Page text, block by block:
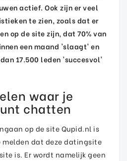
actief. Ook zijn er veel
te zien, zoals dat er
op de site zijn, dat 70% van
een maand 'slaagt' en
17.500 leden 'succesvol'
waar je
chatten
op de site Qupid.nl is
melden dat deze datingsite
is. Er wordt namelijk geen